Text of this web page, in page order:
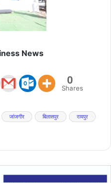
News
0
Shares
जांजगीर बिलासपुर
रायपुर